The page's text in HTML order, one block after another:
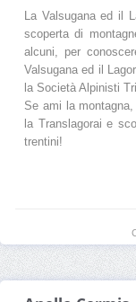
La Valsugana ed il
scoperta di
alcuni, per
Valsugana ed il
la Società Alpinisti
Se ami la
la Translagorai e
trentini!